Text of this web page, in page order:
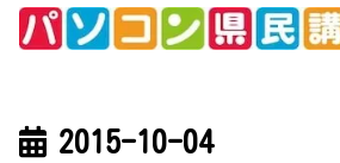
2015-10-04